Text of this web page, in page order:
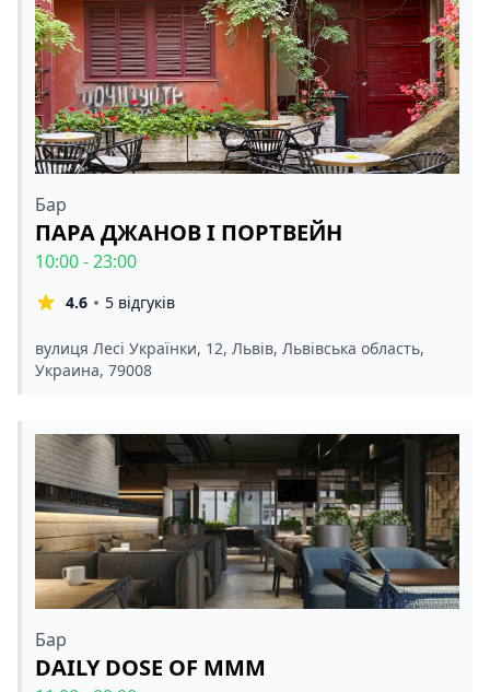
Бар
ПАРА ДЖАНОВ І ПОРТВЕЙН
10:00 - 23:00
4.6 5 відгуків
вулиця Лесі Українки, 12, Львів, Львівська область,
Украина, 79008
Бар
DAILY DOSE OF MMM